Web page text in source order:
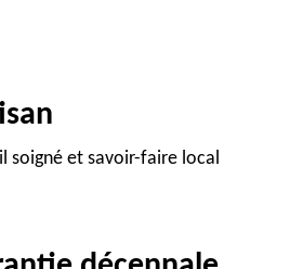
soigné et savoir-faire local